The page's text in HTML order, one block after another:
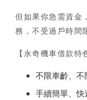
但如果你急需資金
務，不受過戶時間
【永奇機車借款特
不限車齡、不
手續簡單、快